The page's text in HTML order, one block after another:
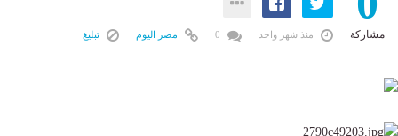
مشاركة منذ شهر واحد مصر اليوم تبليغ